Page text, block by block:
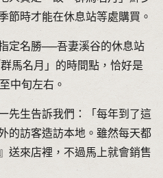
節時才能在休息站等處購買。
定名勝──吾妻溪谷的休息站
馬名月」的時間點，恰好是
中旬左右。
先生告訴我們：「每年到了這
的訪客造訪本地。雖然每天都
送來店裡，不過馬上就會銷售